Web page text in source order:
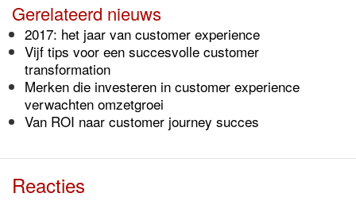
Gerelateerd nieuws
2017: het jaar van customer experience
Vijf tips voor een succesvolle customer
transformation
Merken die investeren in customer experience
verwachten omzetgroei
Van ROI naar customer journey succes
Reacties